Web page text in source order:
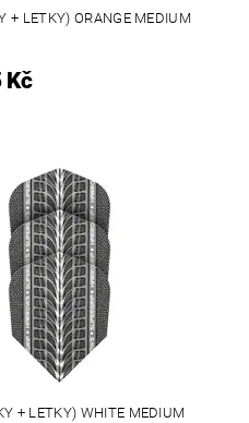
+ LETKY) ORANGE MEDIUM
Kč
+ LETKY) WHITE MEDIUM